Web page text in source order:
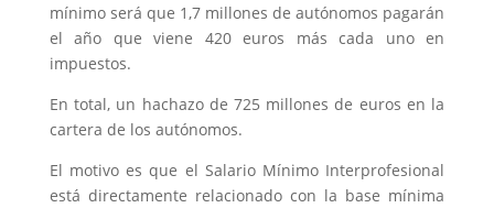
mínimo será que 1,7 millones de autónomos pagarán
el año que viene 420 euros más cada uno en
impuestos.
En total, un hachazo de 725 millones de euros en la
cartera de los autónomos.
El motivo es que el Salario Mínimo Interprofesional
está directamente relacionado con la base mínima